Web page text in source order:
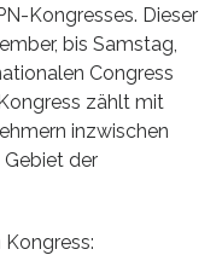
Kongresses. Dieser
bis Samstag,
Congress
zählt mit
inzwischen
der